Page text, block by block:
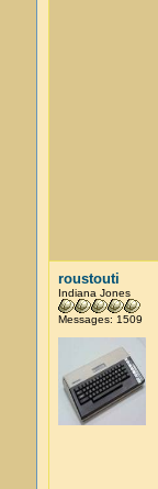
roustouti
Indiana Jones
Messages: 1509